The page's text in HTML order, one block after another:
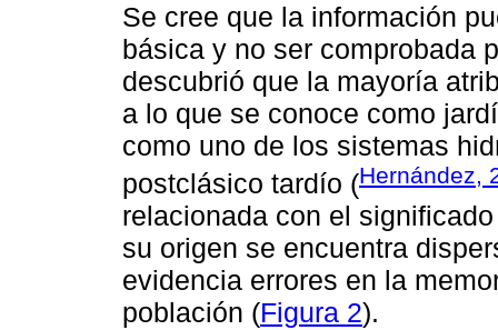
Se cree que la información
básica y no ser comprobada
descubrió que la mayoría
a lo que se conoce como
como uno de los sistemas
postclásico tardío (Hernández,
relacionada con el
su origen se encuentra
evidencia errores en la
población (Figura 2).